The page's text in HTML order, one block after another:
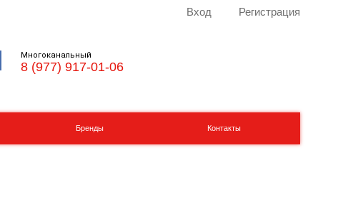
Вход Регистрация
Многоканальный
8 (977) 917-01-06
Бренды Контакты